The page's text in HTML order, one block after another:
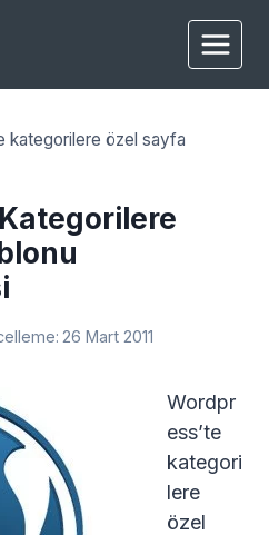
kategorilere özel sayfa
26 Mart 2011
Wordpr
ess’te
kategori
lere
özel